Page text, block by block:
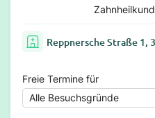
Reppnersche Straße 1,
Freie Termine für